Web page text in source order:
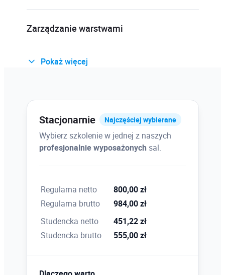
Zarządzanie warstwami
Światła i cienie
– tworzenie warstwy dopasowania
– polecenia warstw dopasowania
– krzywe i poziomy
– usuwanie, wymienianie koloru z warstwy i tła
– miejscowe zmiękczenie lub zmniejszenie
Pokaż więcej
Stacjonarnie Najczęściej wybierane
Wybierz szkolenie w jednej z naszych
profesjonalnie wyposażonych sal.
Regularna netto
800,00 zł
Regularna brutto
984,00 zł
Studencka netto
451,22 zł
Studencka brutto
555,00 zł